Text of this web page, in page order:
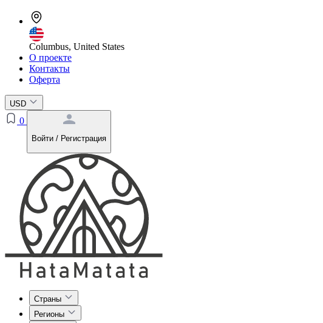
Columbus, United States
О проекте
Контакты
Оферта
USD
0
Войти / Регистрация
Страны
Регионы